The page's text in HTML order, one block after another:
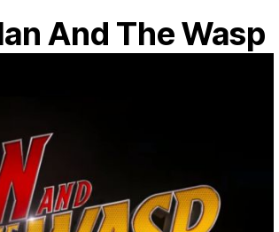
And The Wasp